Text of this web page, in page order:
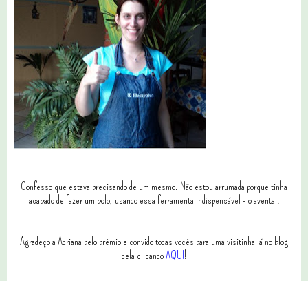
Confesso que estava precisando de um mesmo. Não estou arrumada porque tinha
acabado de fazer um bolo, usando essa ferramenta indispensável - o avental.
Agradeço a Adriana pelo prêmio e convido todas vocês para uma visitinha lá no blog
dela clicandoAQUI!